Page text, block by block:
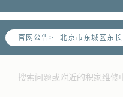
官网公告>
节假日正常营业！